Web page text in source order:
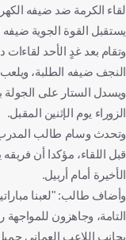
لقاء الكرمة ضد ضيفه
يستقبل القوة الجوية ضيفه
وتقام بعد غدٍ الأحد لقاءات
النجف ضيفه الطلبة،
ويسدل الستار على
الزوراء يوم الإثنين المقبل.
وتحدث وسام طالب
قبل اللقاء، مؤكدا أن
الأخيرة أمام أربيل.
وأضاف طالب: "لعبنا
التامة، وجاهزون
بجانب اللاعب العماني